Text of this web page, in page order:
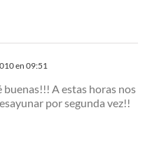
en 09:51
A estas horas nos
por segunda vez!!